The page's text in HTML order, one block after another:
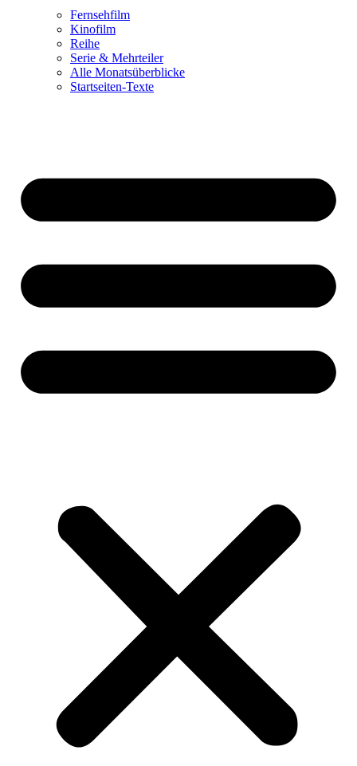
Fernsehfilm
Kinofilm
Reihe
Serie & Mehrteiler
Alle Monatsüberblicke
Startseiten-Texte